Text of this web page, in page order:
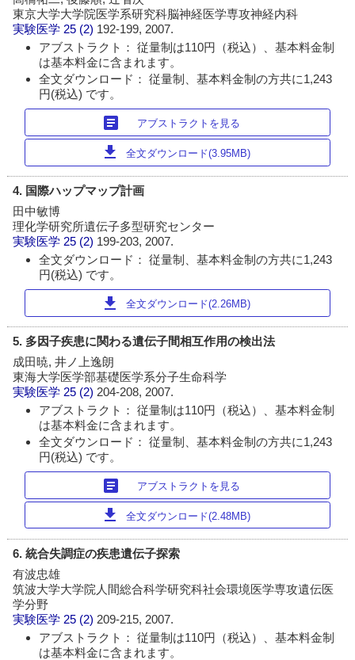
東京大学大学院医学系研究科脳神経医学専攻神経内科
実験医学 25 (2) 192-199, 2007.
アブストラクト： 従量制は110円（税込）、基本料金制
は基本料金に含まれます。
全文ダウンロード： 従量制、基本料金制の方共に1,243
円(税込) です。
article アブストラクトを見る
download 全文ダウンロード(3.95MB)
4. 国際ハップマップ計画
田中敏博
理化学研究所遺伝子多型研究センター
実験医学 25 (2) 199-203, 2007.
全文ダウンロード： 従量制、基本料金制の方共に1,243
円(税込) です。
download 全文ダウンロード(2.26MB)
5. 多因子疾患に関わる遺伝子間相互作用の検出法
成田暁, 井ノ上逸朗
東海大学医学部基礎医学系分子生命科学
実験医学 25 (2) 204-208, 2007.
アブストラクト： 従量制は110円（税込）、基本料金制
は基本料金に含まれます。
全文ダウンロード： 従量制、基本料金制の方共に1,243
円(税込) です。
article アブストラクトを見る
download 全文ダウンロード(2.48MB)
6. 統合失調症の疾患遺伝子探索
有波忠雄
筑波大学大学院人間総合科学研究科社会環境医学専攻遺伝医
学分野
実験医学 25 (2) 209-215, 2007.
アブストラクト： 従量制は110円（税込）、基本料金制
は基本料金に含まれます。